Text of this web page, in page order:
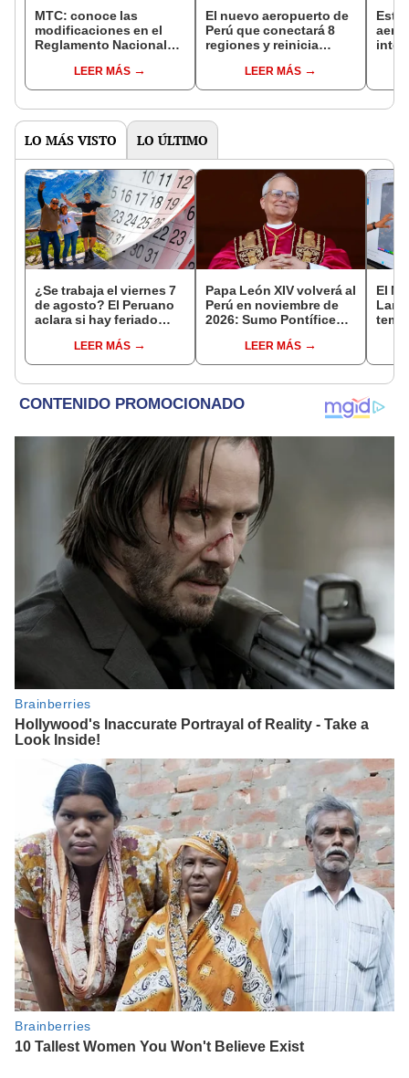
MTC: conoce las
modificaciones en el
Reglamento Nacional
Licencias de Conducir
LEER MÁS
El nuevo aeropuerto de
Perú que conectará 8
regiones y reinicia
año paralizado
LEER MÁS
Este
LO MÁS VISTO LO ÚLTIMO
¿Se trabaja el viernes 7
de agosto? El Peruano
aclara si hay feriado
del 6 de agosto
LEER MÁS
Papa León XIV volverá al
Perú en noviembre de
2026: Sumo Pontífice
apostólica en cuatro
ciudades
LEER MÁS
El
palta